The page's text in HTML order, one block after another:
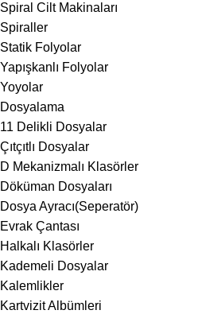
Spiral Cilt Makinaları
Spiraller
Statik Folyolar
Yapışkanlı Folyolar
Yoyolar
Dosyalama
11 Delikli Dosyalar
Çıtçıtlı Dosyalar
D Mekanizmalı Klasörler
Döküman Dosyaları
Dosya Ayracı(Seperatör)
Evrak Çantası
Halkalı Klasörler
Kademeli Dosyalar
Kalemlikler
Kartvizit Albümleri